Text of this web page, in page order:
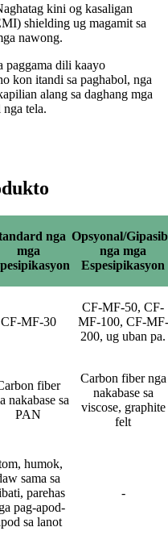
kini og kasaligan
shielding ug magamit sa
nawong.
paggama dili kaayo
kon itandi sa paghabol, nga
alang sa daghang mga
tela.
nga
mga
Opsyonal/
nga mga
Espesipikasyon
CF-MF-30
CF-MF-50, CF-
MF-100, CF-MF-
200, ug uban pa.
fiber
nakabase sa
PAN
Carbon fiber nga
nakabase sa
viscose, graphite
felt
humok,
sama sa
parehas
pag-apod-
sa lanot
-